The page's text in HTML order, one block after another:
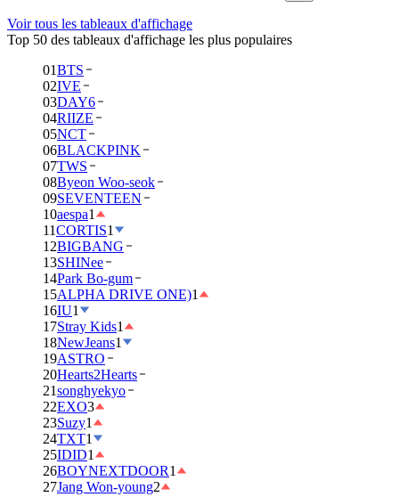
Voir tous les tableaux d'affichage
Top 50 des tableaux d'affichage les plus populaires
01BTS
02IVE
03DAY6
04RIIZE
05NCT
06BLACKPINK
07TWS
08Byeon Woo-seok
09SEVENTEEN
10aespa1
11CORTIS1
12BIGBANG
13SHINee
14Park Bo-gum
15ALPHA DRIVE ONE)1
16IU1
17Stray Kids1
18NewJeans1
19ASTRO
20Hearts2Hearts
21songhyekyo
22EXO3
23Suzy1
24TXT1
25IDID1
26BOYNEXTDOOR1
27Jang Won-young2